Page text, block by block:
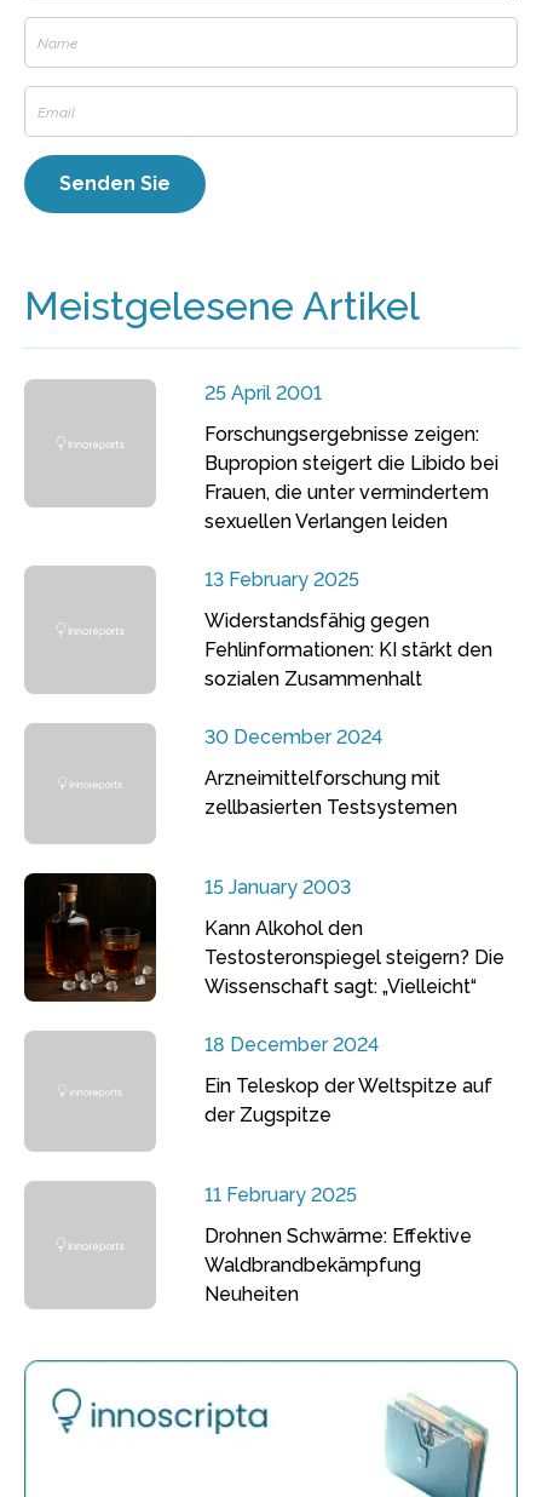
Meistgelesene Artikel
25 April 2001
Forschungsergebnisse zeigen:
Bupropion steigert die Libido bei
Frauen, die unter vermindertem
sexuellen Verlangen leiden
13 February 2025
Widerstandsfähig gegen
Fehlinformationen: KI stärkt den
sozialen Zusammenhalt
30 December 2024
Arzneimittelforschung mit
zellbasierten Testsystemen
15 January 2003
Kann Alkohol den
Testosteronspiegel steigern? Die
Wissenschaft sagt: „Vielleicht“
18 December 2024
Ein Teleskop der Weltspitze auf
der Zugspitze
11 February 2025
Drohnen Schwärme: Effektive
Waldbrandbekämpfung
Neuheiten